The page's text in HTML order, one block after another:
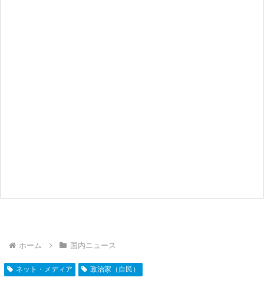
ホーム 国内ニュース
ネット・メディア 政治家（自民）